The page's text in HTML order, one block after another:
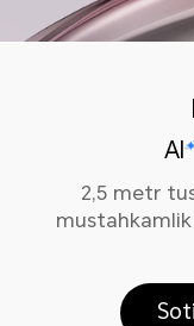
AI
2,5 metr
mustahkamlik